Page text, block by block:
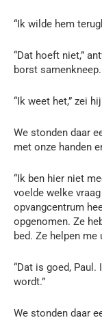
“Ik wilde hem
“Dat hoeft niet,”
borst samenkneep.
“Ik weet het,” zei
We stonden daar
met onze handen
“Ik ben hier niet
voelde welke
opvangcentrum
opgenomen. Ze
bed. Ze helpen me
“Dat is goed,
wordt.”
We stonden daar